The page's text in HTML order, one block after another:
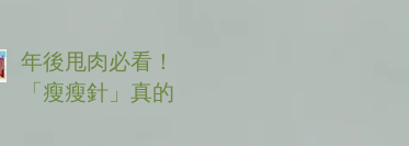
年後甩肉必看！
「瘦瘦針」真的